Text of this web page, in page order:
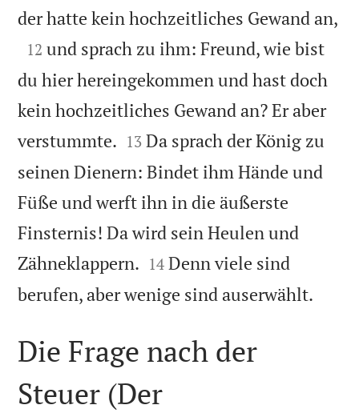
der hatte kein hochzeitliches Gewand an,

12 und sprach zu ihm: Freund, wie bist
du hier hereingekommen und hast doch
kein hochzeitliches Gewand an? Er aber
verstummte. 

13 Da sprach der König zu
seinen Dienern: Bindet ihm Hände und
Füße und werft ihn in die äußerste
Finsternis! Da wird sein Heulen und
Zähneklappern. 

14 Denn viele sind
berufen, aber wenige sind auserwählt.
Die Frage nach der
Steuer (Der